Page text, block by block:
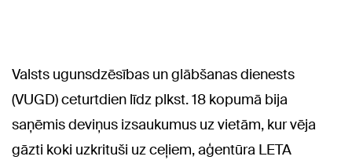
Valsts ugunsdzēsības un glābšanas dienests
(VUGD) ceturtdien līdz plkst. 18 kopumā bija
saņēmis deviņus izsaukumus uz vietām, kur vēja
gāzti koki uzkrituši uz ceļiem, aģentūra LETA